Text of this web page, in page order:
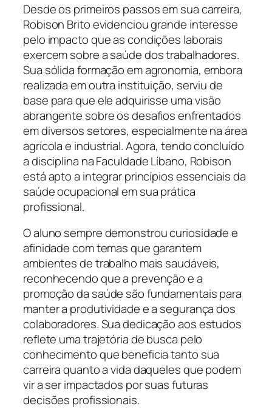
Desde os primeiros passos em sua carreira,
Robison Brito evidenciou grande interesse
pelo impacto que as condições laborais
exercem sobre a saúde dos trabalhadores.
Sua sólida formação em agronomia, embora
realizada em outra instituição, serviu de
base para que ele adquirisse uma visão
abrangente sobre os desafios enfrentados
em diversos setores, especialmente na área
agrícola e industrial. Agora, tendo concluído
a disciplina na Faculdade Líbano, Robison
está apto a integrar princípios essenciais da
saúde ocupacional em sua prática
profissional.
O aluno sempre demonstrou curiosidade e
afinidade com temas que garantem
ambientes de trabalho mais saudáveis,
reconhecendo que a prevenção e a
promoção da saúde são fundamentais para
manter a produtividade e a segurança dos
colaboradores. Sua dedicação aos estudos
reflete uma trajetória de busca pelo
conhecimento que beneficia tanto sua
carreira quanto a vida daqueles que podem
vir a ser impactados por suas futuras
decisões profissionais.